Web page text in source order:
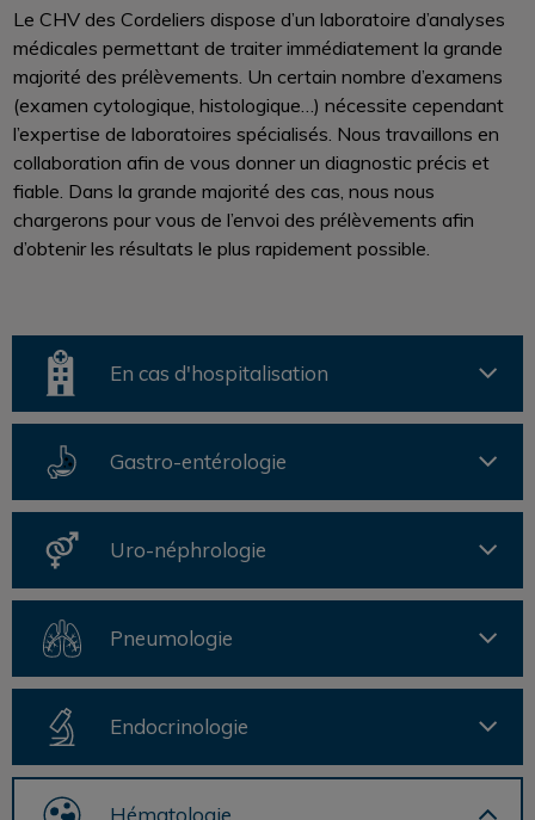
Le CHV des Cordeliers dispose d’un laboratoire d’analyses
médicales permettant de traiter immédiatement la grande
majorité des prélèvements. Un certain nombre d’examens
(examen cytologique, histologique…) nécessite cependant
l’expertise de laboratoires spécialisés. Nous travaillons en
collaboration afin de vous donner un diagnostic précis et
fiable. Dans la grande majorité des cas, nous nous
chargerons pour vous de l’envoi des prélèvements afin
d’obtenir les résultats le plus rapidement possible.
En cas d'hospitalisation
Gastro-entérologie
Uro-néphrologie
Pneumologie
Endocrinologie
Hématologie